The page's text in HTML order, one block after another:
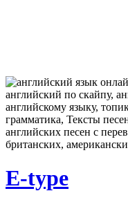
E-type